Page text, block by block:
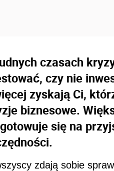
czasach
czy nie
zyskają Ci,
biznesowe.
się na
zdają sobie